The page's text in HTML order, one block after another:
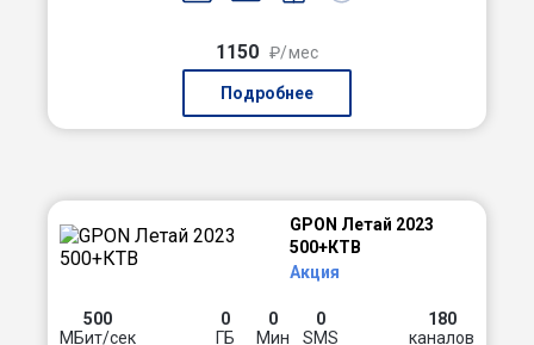
1150 ₽/мес
Подробнее
GPON Летай 2023
500+КТВ
Акция
500
МБит/сек
0
ГБ
0
Мин
0
SMS
180
каналов